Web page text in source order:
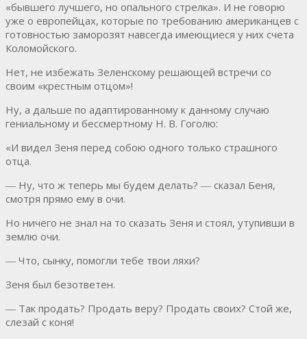
«бывшего лучшего, но опального стрелка». И не говорю
уже о европейцах, которые по требованию американцев с
готовностью заморозят навсегда имеющиеся у них счета
Коломойского.
Нет, не избежать Зеленскому решающей встречи со
своим «крестным отцом»!
Ну, а дальше по адаптированному к данному случаю
гениальному и бессмертному Н. В. Гоголю:
«И видел Зеня перед собою одного только страшного
отца.
― Ну, что ж теперь мы будем делать? ― сказал Беня,
смотря прямо ему в очи.
Но ничего не знал на то сказать Зеня и стоял, утупивши в
землю очи.
― Что, сынку, помогли тебе твои ляхи?
Зеня был безответен.
― Так продать? Продать веру? Продать своих? Стой же,
слезай с коня!